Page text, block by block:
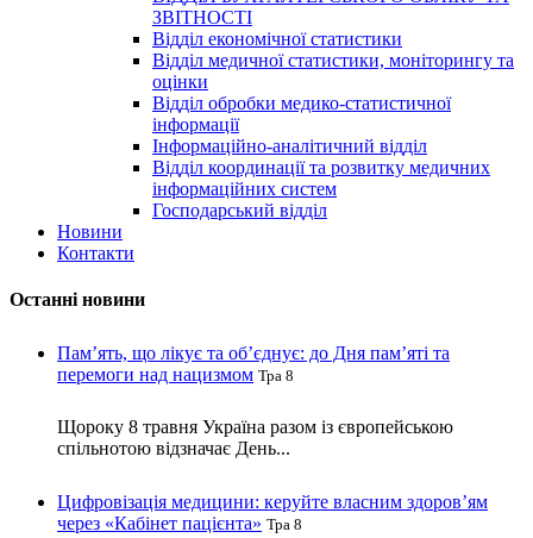
ЗВІТНОСТІ
Відділ економічної статистики
Відділ медичної статистики, моніторингу та
оцінки
Відділ обробки медико-статистичної
інформації
Інформаційно-аналітичний відділ
Відділ координації та розвитку медичних
інформаційних систем
Господарський відділ
Новини
Контакти
Останні новини
Пам’ять, що лікує та об’єднує: до Дня пам’яті та
перемоги над нацизмом Тра 8
Щороку 8 травня Україна разом із європейською
спільнотою відзначає День...
Цифровізація медицини: керуйте власним здоров’ям
через «Кабінет пацієнта» Тра 8